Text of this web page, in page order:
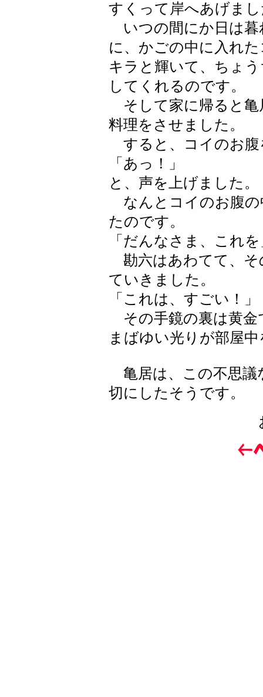
すくって岸へあげま
いつの間にか日は暮
に、かごの中に入れ
キラと輝いて、ちょ
してくれるのです。
そして家に帰ると亀
料理をさせました。
すると、コイのお腹
「あっ！」
と、声を上げました。
なんとコイのお腹の
たのです。
「だんなさま、これ
勘六はあわてて、そ
ていきました。
「これは、すごい！」
その手鏡の裏は黄金
まばゆい光りが部屋
亀居は、この不思議
切にしたそうです。